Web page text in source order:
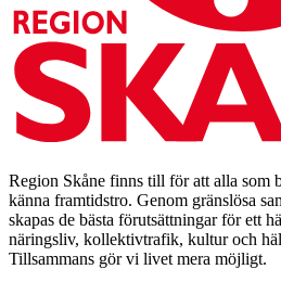
Region Skåne finns till för att alla som
känna framtidstro. Genom gränslösa
skapas de bästa förutsättningar för ett
näringsliv, kollektivtrafik, kultur och
Tillsammans gör vi livet mera möjligt.